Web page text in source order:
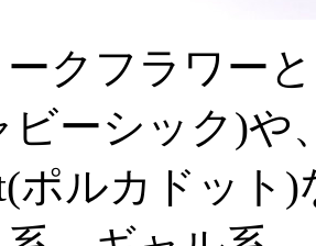
クフラワー
ビーシック)や
ポルカドット